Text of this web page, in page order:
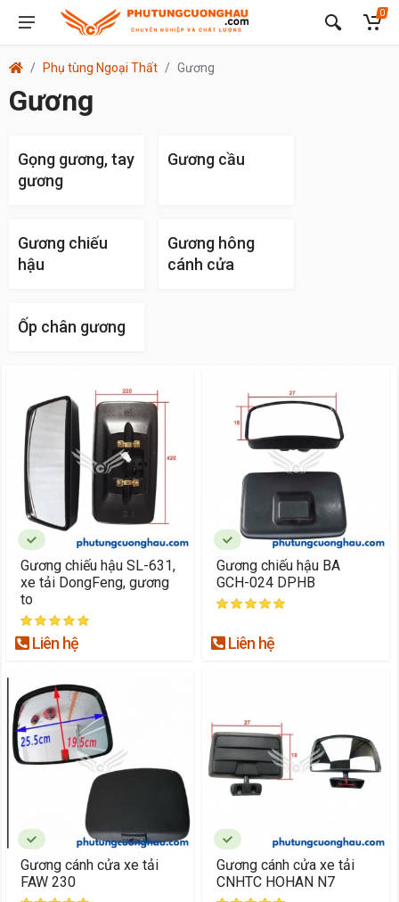
0
Phụ tùng Ngoại Thất Gương
Gương
Gọng gương, tay
gương
Gương cầu
Gương chiếu
hậu
Gương hông
cánh cửa
Ốp chân gương
Gương chiếu hậu SL-631,
xe tải DongFeng, gương
to
Liên hệ
Gương chiếu hậu BA
GCH-024 DPHB
Liên hệ
Gương cánh cửa xe tải
FAW 230
Gương cánh cửa xe tải
CNHTC HOHAN N7